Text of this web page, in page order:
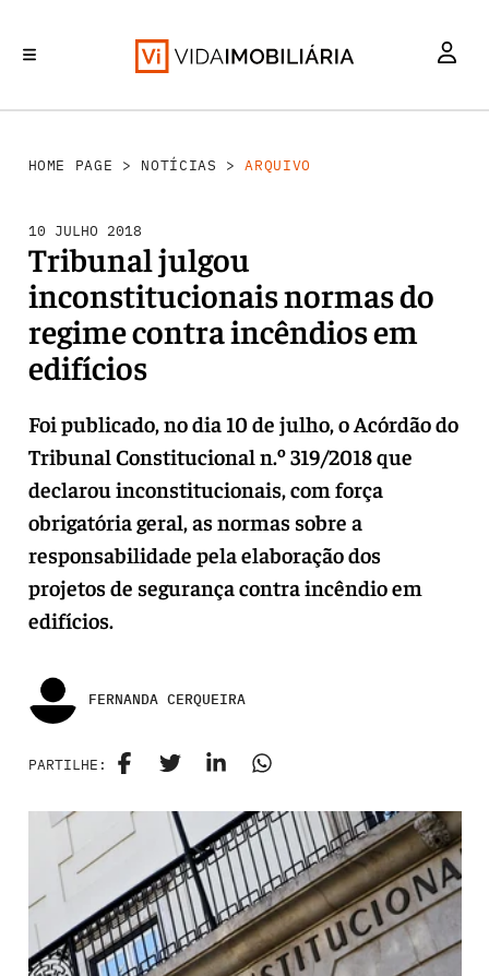
HOME PAGE > NOTÍCIAS >ARQUIVO
10 JULHO 2018
Tribunal julgou
inconstitucionais normas do
regime contra incêndios em
edifícios
Foi publicado, no dia 10 de julho, o Acórdão do
Tribunal Constitucional n.º 319/2018 que
declarou inconstitucionais, com força
obrigatória geral, as normas sobre a
responsabilidade pela elaboração dos
projetos de segurança contra incêndio em
edifícios.
FERNANDA CERQUEIRA
PARTILHE: